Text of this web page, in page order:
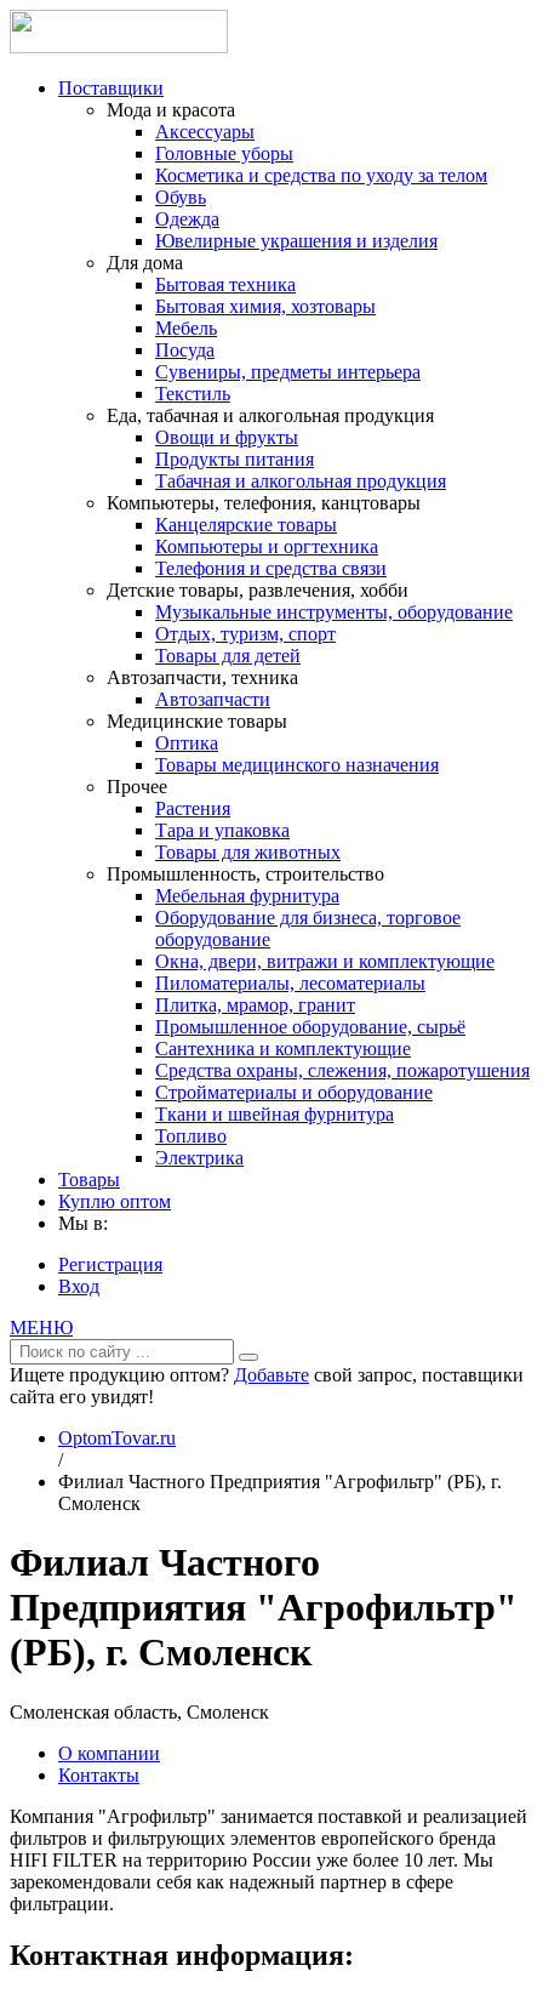
Поставщики
Мода и красота
Аксессуары
Головные уборы
Косметика и средства по уходу за телом
Обувь
Одежда
Ювелирные украшения и изделия
Для дома
Бытовая техника
Бытовая химия, хозтовары
Мебель
Посуда
Сувениры, предметы интерьера
Текстиль
Еда, табачная и алкогольная продукция
Овощи и фрукты
Продукты питания
Табачная и алкогольная продукция
Компьютеры, телефония, канцтовары
Канцелярские товары
Компьютеры и оргтехника
Телефония и средства связи
Детские товары, развлечения, хобби
Музыкальные инструменты, оборудование
Отдых, туризм, спорт
Товары для детей
Автозапчасти, техника
Автозапчасти
Медицинские товары
Оптика
Товары медицинского назначения
Прочее
Растения
Тара и упаковка
Товары для животных
Промышленность, строительство
Мебельная фурнитура
Оборудование для бизнеса, торговое
оборудование
Окна, двери, витражи и комплектующие
Пиломатериалы, лесоматериалы
Плитка, мрамор, гранит
Промышленное оборудование, сырьё
Сантехника и комплектующие
Средства охраны, слежения, пожаротушения
Стройматериалы и оборудование
Ткани и швейная фурнитура
Топливо
Электрика
Товары
Куплю оптом
Мы в:
Регистрация
Вход
МЕНЮ
Ищете продукцию оптом? Добавьте свой запрос, поставщики
сайта его увидят!
OptomTovar.ru
/
Филиал Частного Предприятия "Агрофильтр" (РБ), г.
Смоленск
Филиал Частного
Предприятия "Агрофильтр"
(РБ), г. Смоленск
Смоленская область, Смоленск
О компании
Контакты
Компания "Агрофильтр" занимается поставкой и реализацией
фильтров и фильтрующих элементов европейского бренда
HIFI FILTER на территорию России уже более 10 лет. Мы
зарекомендовали себя как надежный партнер в сфере
фильтрации.
Контактная информация: